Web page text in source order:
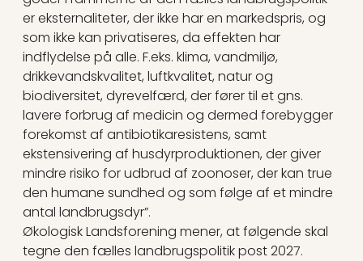
er eksternaliteter, der ikke har en markedspris, og
som ikke kan privatiseres, da effekten har
indflydelse på alle. F.eks. klima, vandmiljø,
drikkevandskvalitet, luftkvalitet, natur og
biodiversitet, dyrevelfærd, der fører til et gns.
lavere forbrug af medicin og dermed forebygger
forekomst af antibiotikaresistens, samt
ekstensivering af husdyrproduktionen, der giver
mindre risiko for udbrud af zoonoser, der kan true
den humane sundhed og som følge af et mindre
antal landbrugsdyr”.
Økologisk Landsforening mener, at følgende skal
tegne den fælles landbrugspolitik post 2027.